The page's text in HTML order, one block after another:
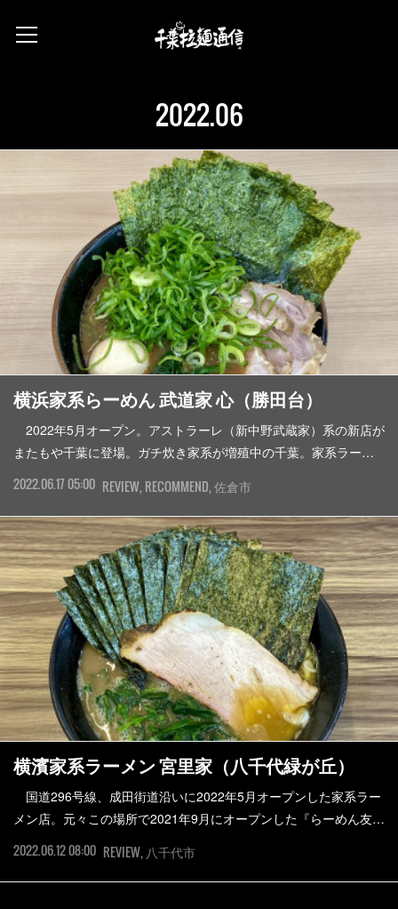
2022.06
横浜家系らーめん 武道家 心（勝田台）
2022年5月オープン。アストラーレ（新中野武蔵家）系の新店が
またもや千葉に登場。ガチ炊き家系が増殖中の千葉。家系ラー…
2022.06.17 05:00 REVIEW RECOMMEND 佐倉市
横濱家系ラーメン 宮里家（八千代緑が丘）
国道296号線、成田街道沿いに2022年5月オープンした家系ラー
メン店。元々この場所で2021年9月にオープンした『らーめん友…
2022.06.12 08:00 REVIEW 八千代市